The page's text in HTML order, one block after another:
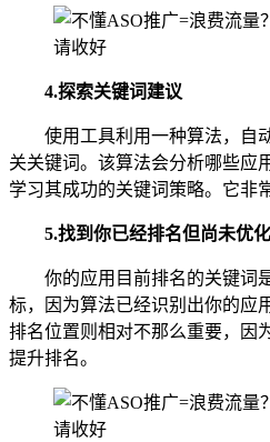
4.探索关键词建议
使用工具利用一种算法，自
关关键词。该算法会分析哪些应
学习其成功的关键词策略。它非
5.找到你已经排名但尚未优
你的应用目前排名的关键词
标，因为算法已经识别出你的应
排名位置则相对不那么重要，因
提升排名。